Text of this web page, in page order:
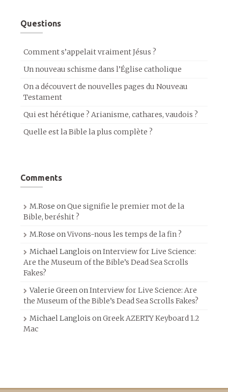
Questions
Comment s’appelait vraiment Jésus ?
Un nouveau schisme dans l’Église catholique
On a découvert de nouvelles pages du Nouveau
Testament
Qui est hérétique ? Arianisme, cathares, vaudois ?
Quelle est la Bible la plus complète ?
Comments
M.Rose onQue signifie le premier mot de la
Bible, beréshit ?
M.Rose onVivons-nous les temps de la fin ?
Michael Langlois onInterview for Live Science:
Are the Museum of the Bible’s Dead Sea Scrolls
Fakes?
Valerie GreenonInterview for Live Science: Are
the Museum of the Bible’s Dead Sea Scrolls Fakes?
Michael Langlois onGreek AZERTY Keyboard 1.2
Mac